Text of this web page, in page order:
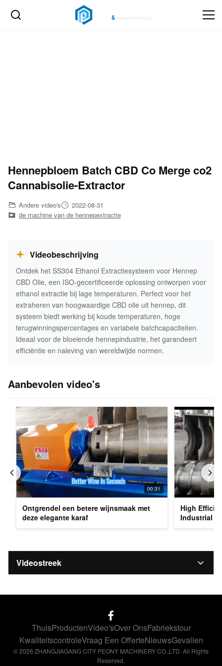
Hennepbloem Batch CBD Co Merge co2
Cannabisolie-Extractor
Andere video's
2022-08-31
de machine van de hennepextractie
Videobeschrijving
Ontdek het SS304 Ethanol Extractiesysteem voor Hennep
CBD Olie, een ISO-gecertificeerde oplossing ontworpen voor
ethanol extractie bij lage temperaturen. Perfect voor het
extraheren van hoogwaardige CBD olie uit hennep, dit
systeem biedt werking bij koude temperaturen, hoge
terugwinningspercentages en variabele batchcapaciteiten.
Ideaal voor de bloeiende hennepindustrie, het garandeert
efficiëntie en naleving van wereldwijde normen.
Aanbevolen video's
00:31
Ontgrendel een betere wijnsmaak met
deze elegante karaf
High
Industrial
Videostreek
张雷视频
小斯视频
ThuisProductenVideo'sOver OnsFabriekstour
KwaliteitscontroleVraag Een OfferteNieuwsGevallen
© 2026 ZHANGJIAGANG CITY PEONY MACHINERY CO.,LTD. All Rights
Reserved.